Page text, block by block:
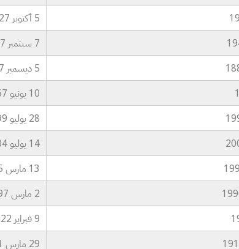
5 أكتوبر 1927
7 سبتمبر 1947
5 ديسمبر 1887
10 يونيو 1967
28 يوليو 1999
14 يوليو 2004
13 مارس 1995
2 مارس 1997
9 فبراير 1922
29 مارس 1911